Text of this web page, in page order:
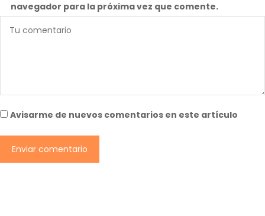
navegador para la próxima vez que comente.
Avisarme de nuevos comentarios en este artículo